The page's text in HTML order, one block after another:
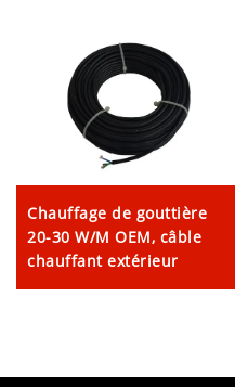
Chauffage de gouttière
20-30 W/M OEM, câble
chauffant extérieur